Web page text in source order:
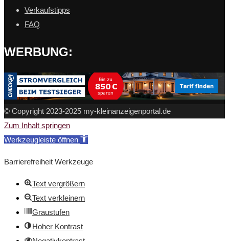
Verkaufstipps
FAQ
WERBUNG:
© Copyright 2023-2025 my-kleinanzeigenportal.de
Zum Inhalt springen
Werkzeugleiste öffnen
Barrierefreiheit Werkzeuge
Text vergrößern
Text verkleinern
Graustufen
Hoher Kontrast